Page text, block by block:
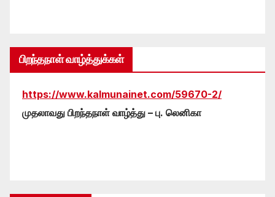
பிறந்தநாள் வாழ்த்துக்கள்
https://www.kalmunainet.com/59670-2/
முதலாவது பிறந்தநாள் வாழ்த்து – பு. லெனிகா